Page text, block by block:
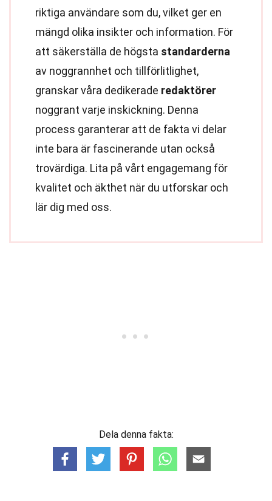
riktiga användare som du, vilket ger en
mängd olika insikter och information. För
att säkerställa de högsta standarderna
av noggrannhet och tillförlitlighet,
granskar våra dedikerade redaktörer
noggrant varje inskickning. Denna
process garanterar att de fakta vi delar
inte bara är fascinerande utan också
trovärdiga. Lita på vårt engagemang för
kvalitet och äkthet när du utforskar och
lär dig med oss.
Dela denna fakta: